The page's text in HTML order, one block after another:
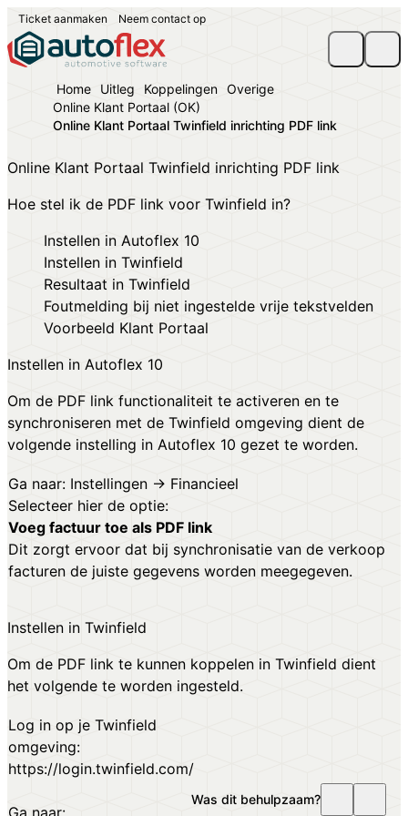
Ticket aanmaken Neem contact op
Was dit behulpzaam?
Home Uitleg Koppelingen Overige
Online Klant Portaal (OK)
Online Klant Portaal Twinfield inrichting PDF link
Online Klant Portaal Twinfield inrichting PDF link
Hoe stel ik de PDF link voor Twinfield in?
Instellen in Autoflex 10
Instellen in Twinfield
Resultaat in Twinfield
Foutmelding bij niet ingestelde vrije tekstvelden
Voorbeeld Klant Portaal
Instellen in Autoflex 10
Om de PDF link functionaliteit te activeren en te
synchroniseren met de Twinfield omgeving dient de
volgende instelling in Autoflex 10 gezet te worden.
Ga naar: Instellingen → Financieel
Selecteer hier de optie:
Voeg factuur toe als PDF link
Dit zorgt ervoor dat bij synchronisatie van de verkoop
facturen de juiste gegevens worden meegegeven.
Instellen in Twinfield
Om de PDF link te kunnen koppelen in Twinfield dient
het volgende te worden ingesteld.
Log in op je Twinfield
omgeving:
https://login.twinfield.com/